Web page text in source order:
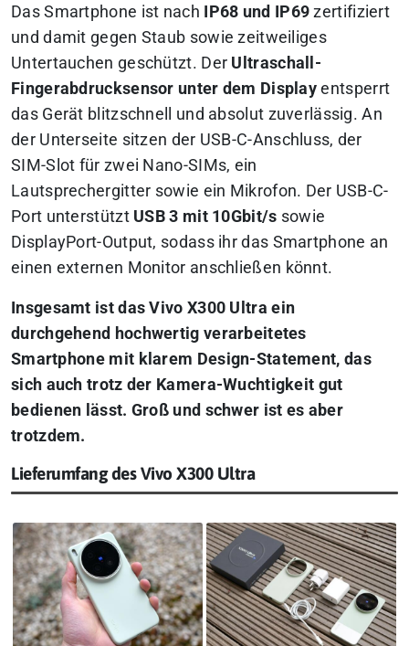
Das Smartphone ist nach IP68 und IP69 zertifiziert
und damit gegen Staub sowie zeitweiliges
Untertauchen geschützt. Der Ultraschall-
Fingerabdrucksensor unter dem Display entsperrt
das Gerät blitzschnell und absolut zuverlässig. An
der Unterseite sitzen der USB-C-Anschluss, der
SIM-Slot für zwei Nano-SIMs, ein
Lautsprechergitter sowie ein Mikrofon. Der USB-C-
Port unterstützt USB 3 mit 10Gbit/s sowie
DisplayPort-Output, sodass ihr das Smartphone an
einen externen Monitor anschließen könnt.
Insgesamt ist das Vivo X300 Ultra ein
durchgehend hochwertig verarbeitetes
Smartphone mit klarem Design-Statement, das
sich auch trotz der Kamera-Wuchtigkeit gut
bedienen lässt. Groß und schwer ist es aber
trotzdem.
Lieferumfang des Vivo X300 Ultra